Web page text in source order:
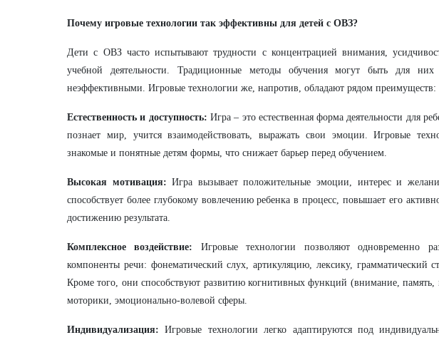
Почему игровые технологии так эффективны для детей с ОВЗ?
Дети с ОВЗ часто испытывают трудности с концентрацией внимания,
учебной деятельности. Традиционные методы обучения могут быть для
неэффективными. Игровые технологии же, напротив, обладают рядом преимуществ:
Естественность и доступность: Игра – это естественная форма деятельности для
познает мир, учится взаимодействовать, выражать свои эмоции. Игровые
знакомые и понятные детям формы, что снижает барьер перед обучением.
Высокая мотивация: Игра вызывает положительные эмоции, интерес и
способствует более глубокому вовлечению ребенка в процесс, повышает его
достижению результата.
Комплексное воздействие: Игровые технологии позволяют одновременно
компоненты речи: фонематический слух, артикуляцию, лексику, грамматический
Кроме того, они способствуют развитию когнитивных функций (внимание,
моторики, эмоционально-волевой сферы.
Индивидуализация: Игровые технологии легко адаптируются под